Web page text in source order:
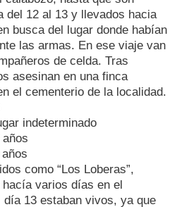
del 12 al 13 y llevados hacia
busca del lugar donde habían
las armas. En ese viaje van
de celda. Tras
asesinan en una finca
el cementerio de la localidad.
indeterminado
como “Los Loberas”,
varios días en el
13 estaban vivos, ya que